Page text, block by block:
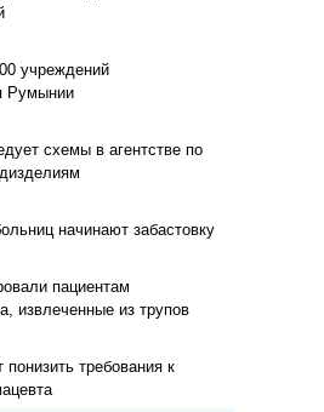
учреждений
Румынии
схемы в агентстве по
начинают забастовку
пациентам
извлеченные из трупов
требования к